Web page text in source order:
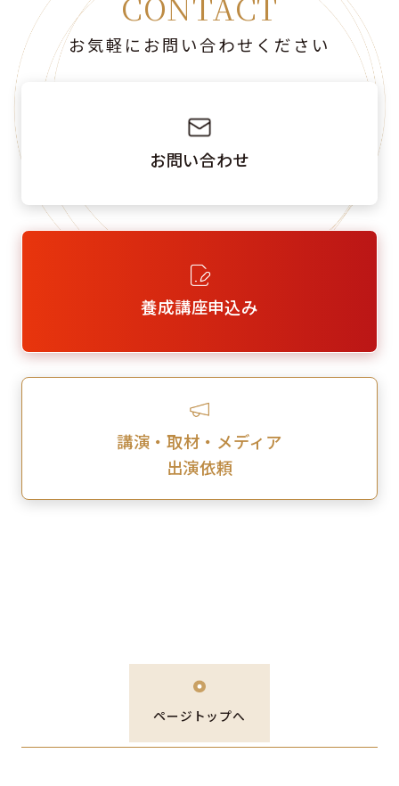
お気軽にお問い合わせください
お問い合わせ
養成講座申込み
講演・取材・メディア
出演依頼
ページトップへ